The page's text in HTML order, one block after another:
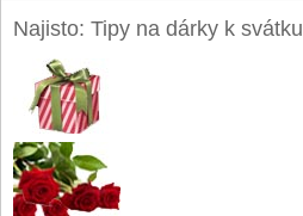
Najisto: Tipy na dárky k svátku